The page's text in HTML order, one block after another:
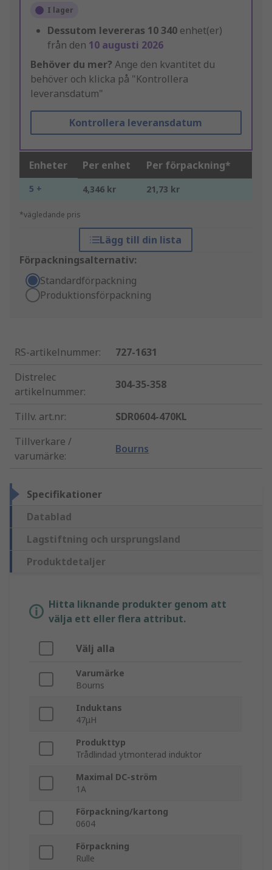
I lager
Dessutom levereras 10 340 enhet(er)
från den 10 augusti 2026
Behöver du mer? Ange den kvantitet du
behöver och klicka på "Kontrollera
leveransdatum"
Kontrollera leveransdatum
Enheter Per enhet Per förpackning*
5 + 4,346 kr 21,73 kr
*vägledande pris
Lägg till din lista
Förpackningsalternativ:
Standardförpackning
Produktionsförpackning
RS-artikelnummer:
727-1631
Distrelec
artikelnummer:
304-35-358
Tillv. art.nr:
SDR0604-470KL
Tillverkare /
varumärke:
Bourns
Specifikationer
Datablad
Lagstiftning och ursprungsland
Produktdetaljer
Hitta liknande produkter genom att
välja ett eller flera attribut.
Välj alla
Varumärke
Bourns
Induktans
47μH
Produkttyp
Trådlindad ytmonterad induktor
Maximal DC-ström
1A
Förpackning/kartong
0604
Förpackning
Rulle